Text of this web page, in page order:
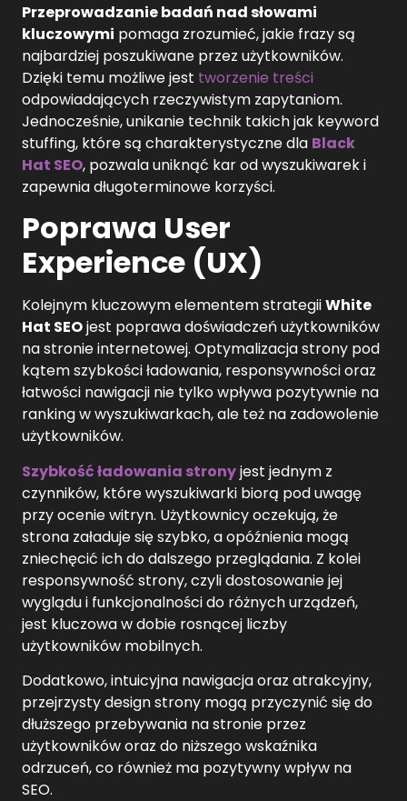
Przeprowadzanie badań nad słowami
kluczowymi pomaga zrozumieć, jakie frazy są
najbardziej poszukiwane przez użytkowników.
Dzięki temu możliwe jest tworzenie treści
odpowiadających rzeczywistym zapytaniom.
Jednocześnie, unikanie technik takich jak keyword
stuffing, które są charakterystyczne dla Black
Hat SEO, pozwala uniknąć kar od wyszukiwarek i
zapewnia długoterminowe korzyści.
Poprawa User
Experience (UX)
Kolejnym kluczowym elementem strategiiWhite
Hat SEOjest poprawa doświadczeń użytkowników
na stronie internetowej. Optymalizacja strony pod
kątem szybkości ładowania, responsywności oraz
łatwości nawigacji nie tylko wpływa pozytywnie na
ranking w wyszukiwarkach, ale też na zadowolenie
użytkowników.
Szybkość ładowania stronyjest jednym z
czynników, które wyszukiwarki biorą pod uwagę
przy ocenie witryn. Użytkownicy oczekują, że
strona załaduje się szybko, a opóźnienia mogą
zniechęcić ich do dalszego przeglądania. Z kolei
responsywność strony, czyli dostosowanie jej
wyglądu i funkcjonalności do różnych urządzeń,
jest kluczowa w dobie rosnącej liczby
użytkowników mobilnych.
Dodatkowo, intuicyjna nawigacja oraz atrakcyjny,
przejrzysty design strony mogą przyczynić się do
dłuższego przebywania na stronie przez
użytkowników oraz do niższego wskaźnika
odrzuceń, co również ma pozytywny wpływ na
SEO.